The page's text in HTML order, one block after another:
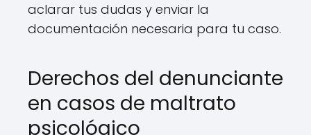
aclarar tus dudas y enviar la
documentación necesaria para tu caso.
Derechos del denunciante
en casos de maltrato
psicológico